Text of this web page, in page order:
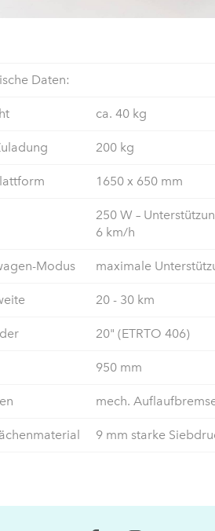
Daten:
ca. 40 kg
200 kg
1650 x 650 mm
250 W –
6 km/h
Modus maximale
20 - 30 km
20" (ETRTO 406)
950 mm
mech.
9 mm starke